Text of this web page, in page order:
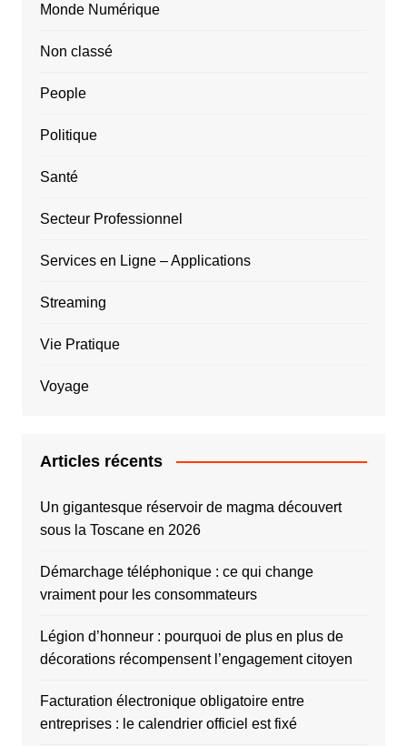
Monde Numérique
Non classé
People
Politique
Santé
Secteur Professionnel
Services en Ligne – Applications
Streaming
Vie Pratique
Voyage
Articles récents
Un gigantesque réservoir de magma découvert
sous la Toscane en 2026
Démarchage téléphonique : ce qui change
vraiment pour les consommateurs
Légion d’honneur : pourquoi de plus en plus de
décorations récompensent l’engagement citoyen
Facturation électronique obligatoire entre
entreprises : le calendrier officiel est fixé